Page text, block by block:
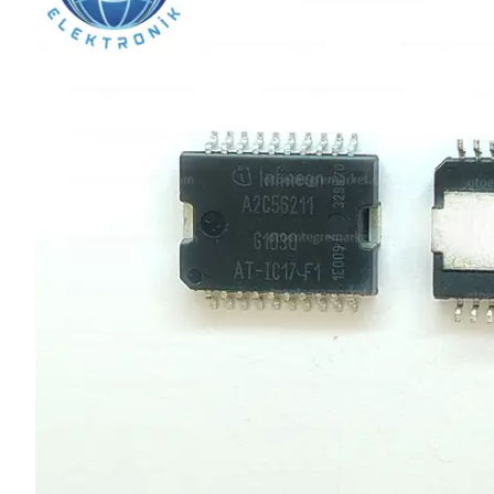
U SERİSİ